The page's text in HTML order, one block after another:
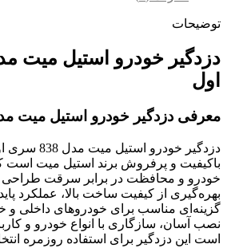
توضیحات
اول
معرفی دزدگیر خودرو استیل میت مدل 838 سری
دزدگیر
باکیفیت و پرفروش برند استیل میت است
خودرو و محافظت در برابر سرقت طراحی
بهره‌گیری از کیفیت ساخت بالا، عملکرد
گزینه‌ای مناسب برای خودروهای
نصب آسان، سازگاری با انواع خودرو و
است این دزدگیر برای استفاده روزمره